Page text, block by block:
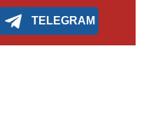
TELEGRAM